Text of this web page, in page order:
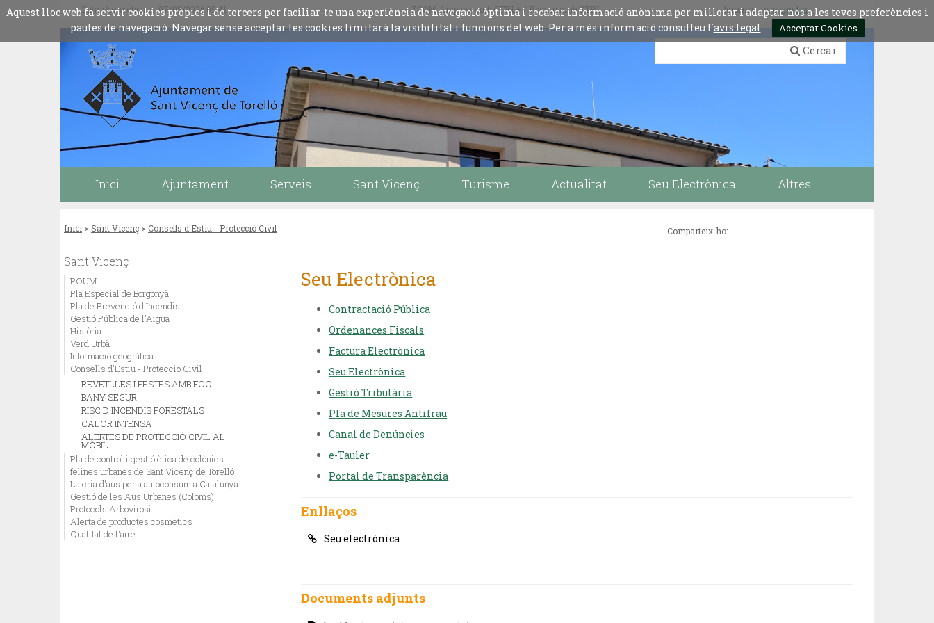
Aquest lloc web fa servir cookies pròpies i de tercers per faciliar-te una experiència de navegació òptima i recabar informació anònima per millorar i adaptar-nos a les teves preferències i
pautes de navegació. Navegar sense acceptar les cookies limitarà la visibilitat i funcions del web. Per a més informació consulteu l´avis legal. Acceptar Cookies
Data i hora oficials: 07/08/2026 09:41 ZOOM: Amplieu amb CTRL+ / Reduïu amb CTRL- Idiomes:esp engfra
Cercar
Inici Ajuntament Serveis Sant Vicenç Turisme Actualitat Seu Electrònica Altres
Inici > Sant Vicenç > Consells d'Estiu - Protecció Civil Comparteix-ho:
Sant Vicenç
POUM
Pla Especial de Borgonyà
Pla de Prevenció d'Incendis
Gestió Pública de l'Aigua
Història
Verd Urbà
Informació geogràfica
Consells d'Estiu - Protecció Civil
REVETLLES I FESTES AMB FOC
BANY SEGUR
RISC D'INCENDIS FORESTALS
CALOR INTENSA
ALERTES DE PROTECCIÓ CIVIL AL
MÒBIL
Pla de control i gestió ètica de colònies
felines urbanes de Sant Vicenç de Torelló
La cria d'aus per a autoconsum a Catalunya
Gestió de les Aus Urbanes (Coloms)
Protocols Arbovirosi
Alerta de productes cosmètics
Qualitat de l'aire
Seu Electrònica
Contractació Pública
Ordenances Fiscals
Factura Electrònica
Seu Electrònica
Gestió Tributària
Pla de Mesures Antifrau
Canal de Denúncies
e-Tauler
Portal de Transparència
Enllaços
Seu electrònica
Documents adjunts